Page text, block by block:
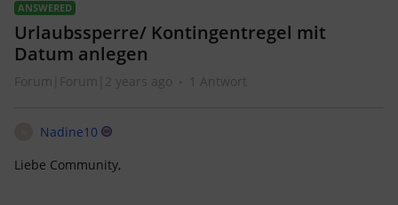
ANSWERED
Urlaubssperre/ Kontingentregel mit
Datum anlegen
Forum|Forum|2 years ago 1 Antwort
Nadine10
Liebe Community,